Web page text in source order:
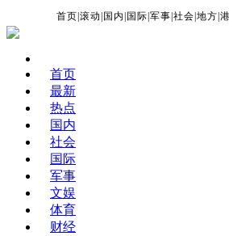
首页 |滚动 国内 国际 |军事 |社会 |地方 |
首页
最新
热点
国内
社会
国际
军事
文娱
体育
财经